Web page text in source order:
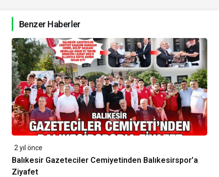
Benzer Haberler
2 yıl önce
Balıkesir Gazeteciler Cemiyetinden Balıkesirspor’a
Ziyafet